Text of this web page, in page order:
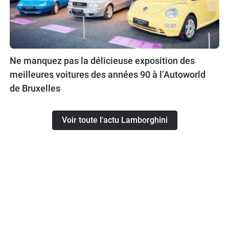
Ne manquez pas la délicieuse exposition des
meilleures voitures des années 90 à l’Autoworld
de Bruxelles
Voir toute l'actu Lamborghini